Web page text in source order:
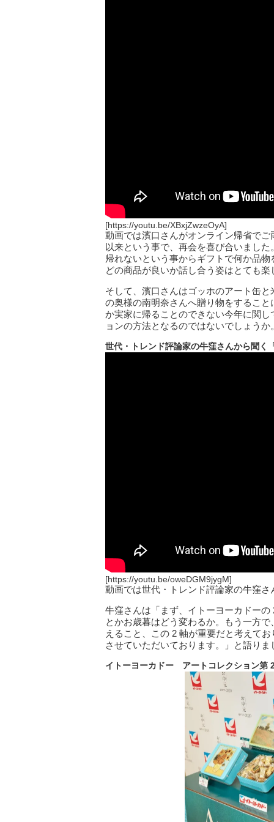
[https://youtu.be/XBxjZwzeOyA]
動画では濱口さんがオンライン帰省で
以来という事で、再会を喜び合いまし
帰れないという事からギフトで何か品
どの商品が良いか話し合う姿はとても楽
そして、濱口さんはゴッホのアート缶
の奥様の南明奈さんへ贈り物をするこ
か実家に帰ることのできない今年に関
ョンの方法となるのではないでしょうか
世代・トレンド評論家の牛窪さんから聞く
[https://youtu.be/oweDGM9jygM]
動画では世代・トレンド評論家の牛窪
牛窪さんは「まず、イトーヨーカドー
とかお歳暮はどう変わるか。もう一方
えること、この 2 軸が重要だと考えて
させていただいております。」と語りま
イトーヨーカドー アートコレクション第